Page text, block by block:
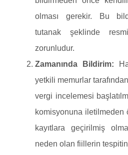
olması gerekir. Bu
tutanak şeklinde
zorunludur.
Zamanında Bildirim:
yetkili memurlar
vergi incelemesi
komisyonuna iletilmeden
kayıtlara geçirilmiş
neden olan fiillerin